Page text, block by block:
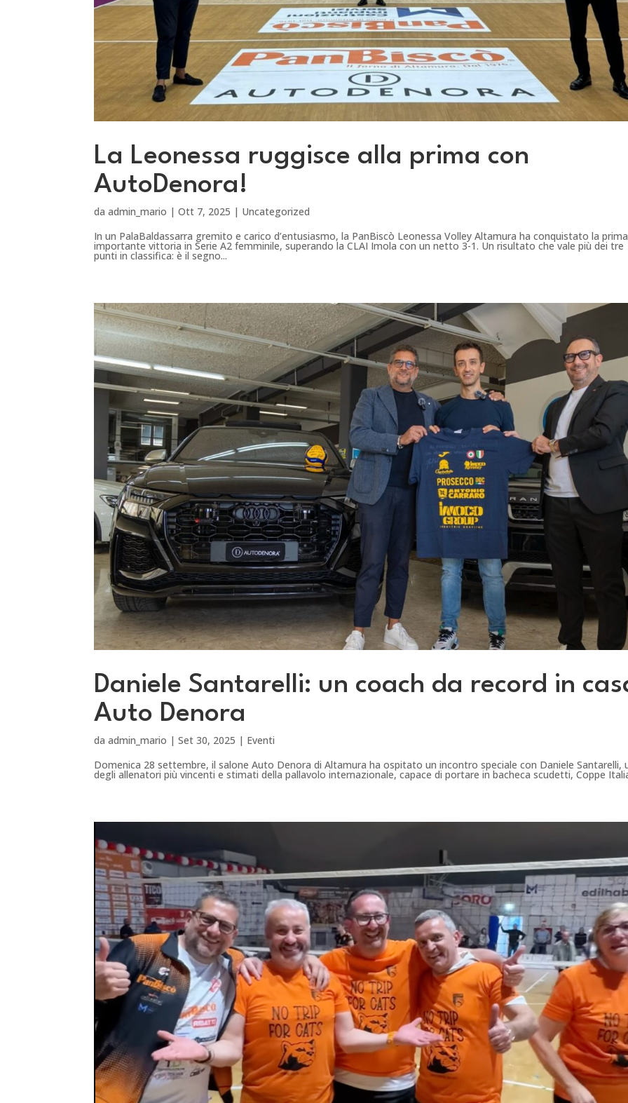
La Leonessa ruggisce alla prima con
AutoDenora!
daadmin_mario |Ott 7, 2025 | Uncategorized
In un PalaBaldassarra gremito e carico d’entusiasmo, la PanBiscò Leonessa Volley Altamura ha conquistato la
importante vittoria in Serie A2 femminile, superando la CLAI Imola con un netto 3-1. Un risultato che vale più dei tre
punti in classifica: è il segno...
Daniele Santarelli: un coach da record in
Auto Denora
daadmin_mario |Set 30, 2025 | Eventi
Domenica 28 settembre, il salone Auto Denora di Altamura ha ospitato un incontro speciale con Daniele Santarelli,
degli allenatori più vincenti e stimati della pallavolo internazionale, capace di portare in bacheca scudetti, Coppe